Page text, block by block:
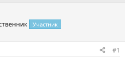
Участник
#1